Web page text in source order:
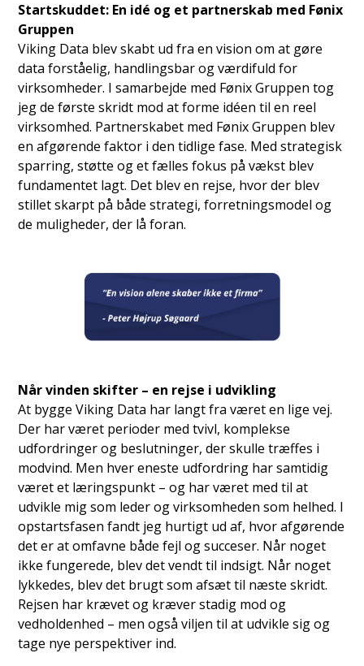
Startskuddet: En idé og et partnerskab med Fønix
Gruppen
Viking Data blev skabt ud fra en vision om at gøre
data forståelig, handlingsbar og værdifuld for
virksomheder. I samarbejde med Fønix Gruppen tog
jeg de første skridt mod at forme idéen til en reel
virksomhed. Partnerskabet med Fønix Gruppen blev
en afgørende faktor i den tidlige fase. Med strategisk
sparring, støtte og et fælles fokus på vækst blev
fundamentet lagt. Det blev en rejse, hvor der blev
stillet skarpt på både strategi, forretningsmodel og
de muligheder, der lå foran.
Når vinden skifter – en rejse i udvikling
At bygge Viking Data har langt fra været en lige vej.
Der har været perioder med tvivl, komplekse
udfordringer og beslutninger, der skulle træffes i
modvind. Men hver eneste udfordring har samtidig
været et læringspunkt – og har været med til at
udvikle mig som leder og virksomheden som helhed. I
opstartsfasen fandt jeg hurtigt ud af, hvor afgørende
det er at omfavne både fejl og succeser. Når noget
ikke fungerede, blev det vendt til indsigt. Når noget
lykkedes, blev det brugt som afsæt til næste skridt.
Rejsen har krævet og kræver stadig mod og
vedholdenhed – men også viljen til at udvikle sig og
tage nye perspektiver ind.